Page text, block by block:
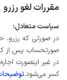
مقررات لغو رزرو
سیاست متعادل:
کسر می‌شود.